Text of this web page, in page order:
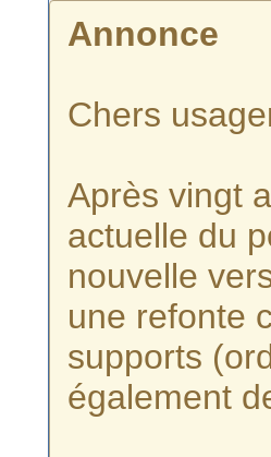
Annonce
Chers
Après vingt
actuelle du
nouvelle
une refonte
supports
également